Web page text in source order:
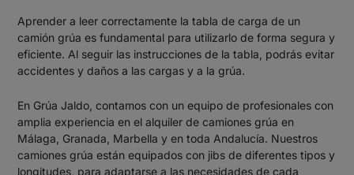
Aprender a leer correctamente la tabla de carga de un
camión grúa es fundamental para utilizarlo de forma segura y
eficiente. Al seguir las instrucciones de la tabla, podrás evitar
accidentes y daños a las cargas y a la grúa.
En Grúa Jaldo, contamos con un equipo de profesionales con
amplia experiencia en el alquiler de camiones grúa en
Málaga , Granada, Marbella y en toda Andalucía. Nuestros
camiones grúa están equipados con jibs de diferentes tipos y
longitudes, para adaptarse a las necesidades de cada